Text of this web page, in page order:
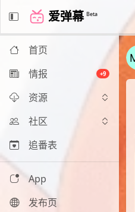
爱弹幕 Beta
首页
情报
+9
资源
社区
追番表
App
发布页